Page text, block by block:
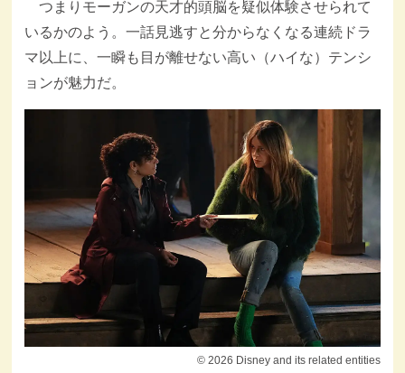
つまりモーガンの天才的頭脳を疑似体験させられて
いるかのよう。一話見逃すと分からなくなる連続ドラ
マ以上に、一瞬も目が離せない高い（ハイな）テンシ
ョンが魅力だ。
© 2026 Disney and its related entities